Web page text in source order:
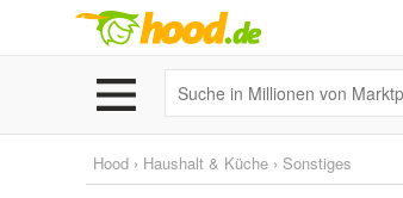
Hood › Haushalt & Küche › Sonstiges